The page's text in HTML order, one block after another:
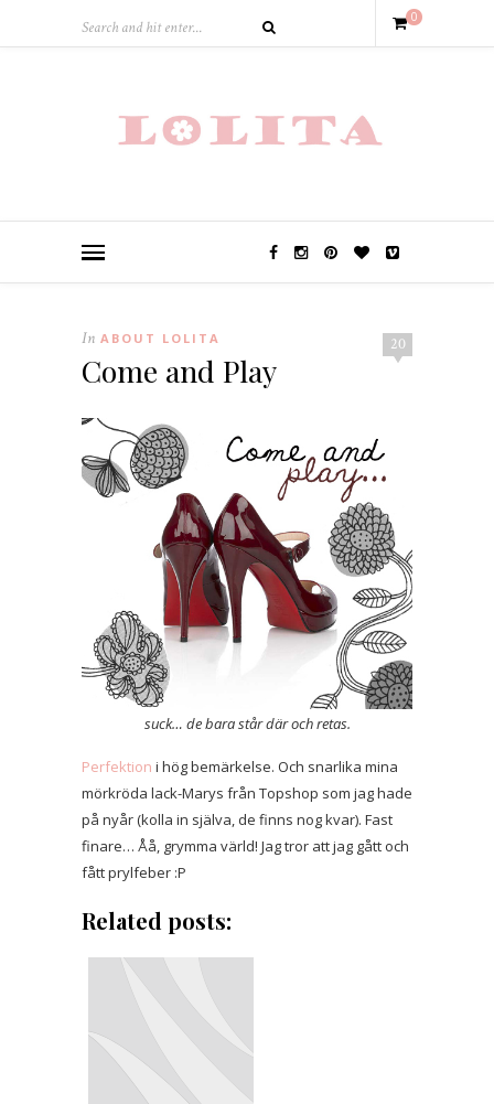
0
20
In ABOUT LOLITA
Come and Play
suck… de bara står där och retas.
Perfektion i hög bemärkelse. Och snarlika mina
mörkröda lack-Marys från Topshop som jag hade
på nyår (kolla in själva, de finns nog kvar). Fast
finare… Åå, grymma värld! Jag tror att jag gått och
fått prylfeber :P
Related posts: